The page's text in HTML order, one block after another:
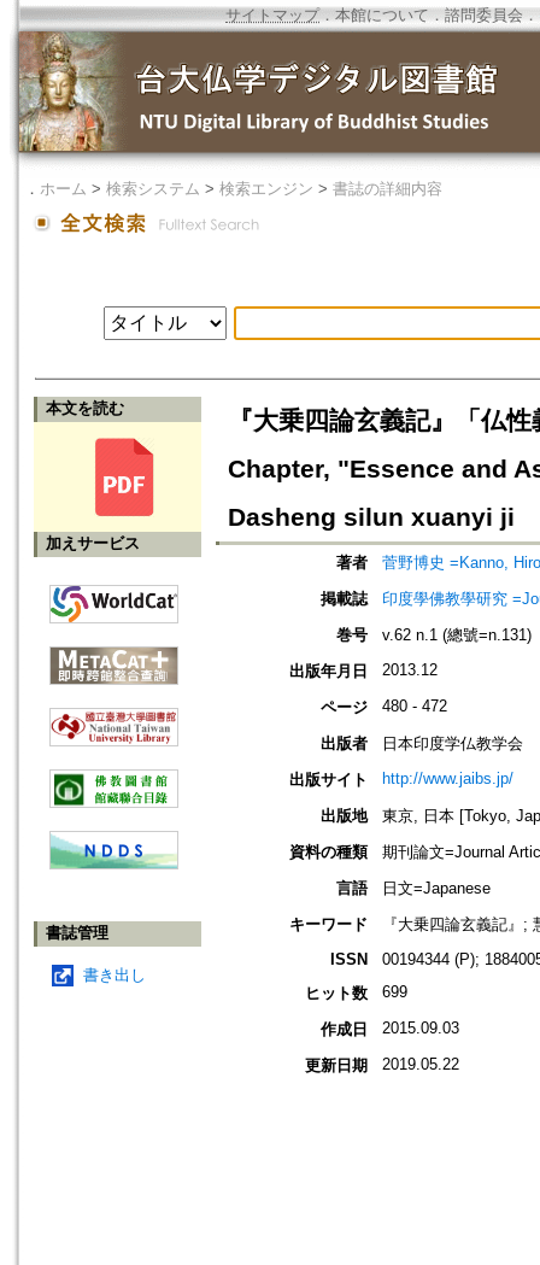
サイトマップ．本館について ． 諮問委員会 ．
． ホーム > 検索システム > 検索エンジン > 書誌の詳細内容
本文を読む
加えサービス
書誌管理
書き出し
『大乗四論玄義記』「仏
Chapter, "Essence and
Dasheng silun xuanyi ji
著者
菅野博史 =Kanno,
掲載誌
印度學佛教學研究
巻号
v.62 n.1 (總號=n.131)
出版年月日
2013.12
ページ 480 - 472
出版者
日本印度学仏教学会
出版サイト
http://www.jaibs.jp/
出版地
東京, 日本 [Tokyo,
資料の種類
期刊論文=Journal
言語
日文=Japanese
キーワード
『大乗四論玄義記』
ISSN
00194344 (P);
ヒット数
699
作成日 2015.09.03
更新日期 2019.05.22